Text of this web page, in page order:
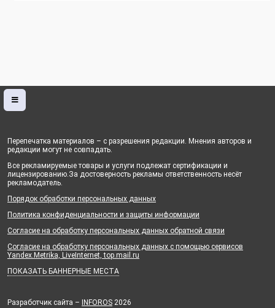
Перепечатка материалов – с разрешения редакции. Мнения авторов и
редакции могут не совпадать.
Все рекламируемые товары и услуги подлежат сертификации и
лицензированию.За достоверность рекламы ответственность несёт
рекламодатель.
Порядок обработки персональных данных
Политика конфиденциальности и защиты информации
Согласие на обработку персональных данных обратной связи
Согласие на обработку персональных данных с помощью сервисов
Yandex.Metrika, LiveInternet, top.mail.ru
ПОКАЗАТЬ БАННЕРНЫЕ МЕСТА
Разработчик сайта – INFOROS 2026